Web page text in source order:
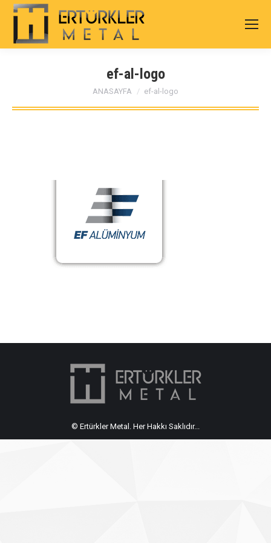
ef-al-logo
You are here:
ANASAYFA ef-al-logo
© Ertürkler Metal. Her Hakkı Saklıdır...